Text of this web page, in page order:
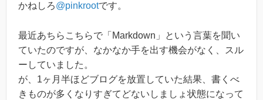
かねしろ@pinkrootです。
最近あちらこちらで「Markdown」という言葉を聞い
ていたのですが、なかなか手を出す機会がなく、スル
ーしていました。
が、1ヶ月半ほどブログを放置していた結果、書くべ
きものが多くなりすぎてどないしましょ状態になって